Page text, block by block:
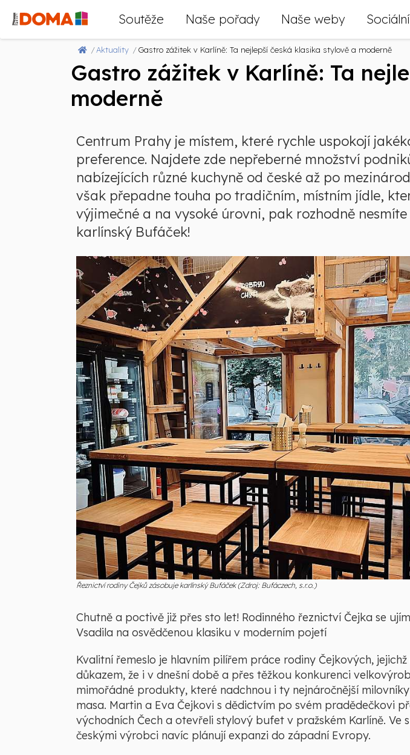
Soutěže Naše pořady Naše weby
Aktuality Gastro zážitek v Karlíně: Ta nejlepší česká klasika stylově a moderně
Gastro zážitek v Karlíně: Ta
moderně
Centrum Prahy je místem, které rychle uspokojí
preference. Najdete zde nepřeberné množství
nabízejících různé kuchyně od české až po
však přepadne touha po tradičním, místním jídle,
výjimečné a na vysoké úrovni, pak rozhodně
karlínský Bufáček!
Řeznictví rodiny Čejků zásobuje karlínský Bufáček (Zdroj: Bufáczech, s.r.o.)
Chutně a poctivě již přes sto let! Rodinného řeznictví Čejka se
Vsadila na osvědčenou klasiku v moderním pojetí
Kvalitní řemeslo je hlavním pilířem práce rodiny Čejkových,
důkazem, že i v dnešní době a přes těžkou konkurenci
mimořádné produkty, které nadchnou i ty nejnáročnější
masa. Martin a Eva Čejkovi s dědictvím po svém pradědečkovi
východních Čech a otevřeli stylový bufet v pražském Karlíně. Ve
českými výrobci navíc plánují expanzi do západní Evropy.